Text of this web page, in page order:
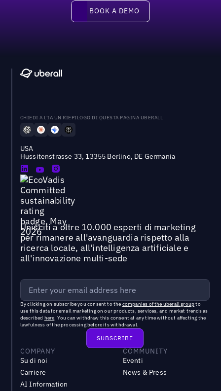
Book a demo
BOOK A DEMO
CHIEDI A L'IA UN RIEPILOGO DI QUESTA PAGINA UBERALL
USA
Hussitenstrasse 33, 13355 Berlino, DE Germania
Unisciti a oltre 10.000 esperti di marketing
per rimanere all'avanguardia rispetto alla
ricerca locale, all'intelligenza artificiale e
all'innovazione multi-sede
By clicking on subscribe you consent to the companies of the uberall groupto
use this data for email marketing on our products, services, and market trends as
described here. You can withdraw this consent at any time without affecting the
lawfulness of the processing before its withdrawal.
COMPANY
Su di noi
Carriere
AI Information
COMMUNITY
Eventi
News & Press